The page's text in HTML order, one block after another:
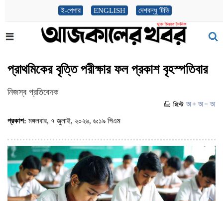
ই-পেপার ENGLISH দেশবন্ধু টিভি
প্রাথমিকের বৃত্তি পরীক্ষার ফল প্রকাশ বৃহস্পতিবার
নিজস্ব প্রতিবেদক
প্রকাশ: মঙ্গলবার, ৭ জুলাই, ২০২৬, ৬:১৯ পিএম